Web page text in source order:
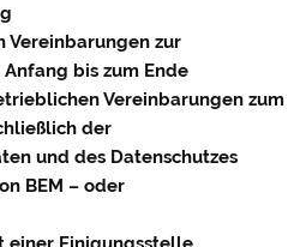
Vereinbarungen zur
bis zum Ende
Vereinbarungen zum
der
und des Datenschutzes
BEM – oder